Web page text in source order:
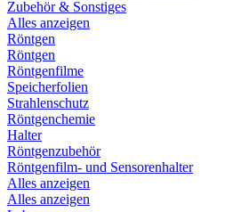
Zubehör & Sonstiges
Alles anzeigen
Röntgen
Röntgen
Röntgenfilme
Speicherfolien
Strahlenschutz
Röntgenchemie
Halter
Röntgenzubehör
Röntgenfilm- und Sensorenhalter
Alles anzeigen
Alles anzeigen